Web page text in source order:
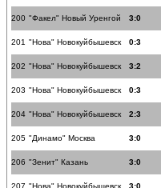
200 "Факел" Новый Уренгой 3:0
201 "Нова" Новокуйбышевск 0:3
202 "Нова" Новокуйбышевск 3:2
203 "Нова" Новокуйбышевск 0:3
204 "Нова" Новокуйбышевск 2:3
205 "Динамо" Москва 3:0
206 "Зенит" Казань 3:0
207 "Нова" Новокуйбышевск 3:0